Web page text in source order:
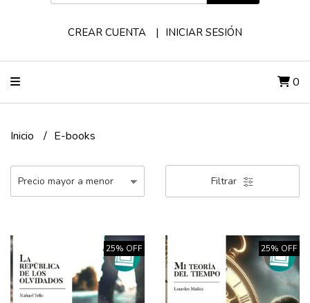
CREAR CUENTA INICIAR SESIÓN
0
Inicio E-books
Filtrar
25% OFF 25% OFF